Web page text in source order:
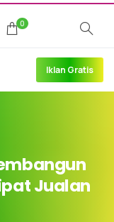
0
Iklan Gratis
Jualan